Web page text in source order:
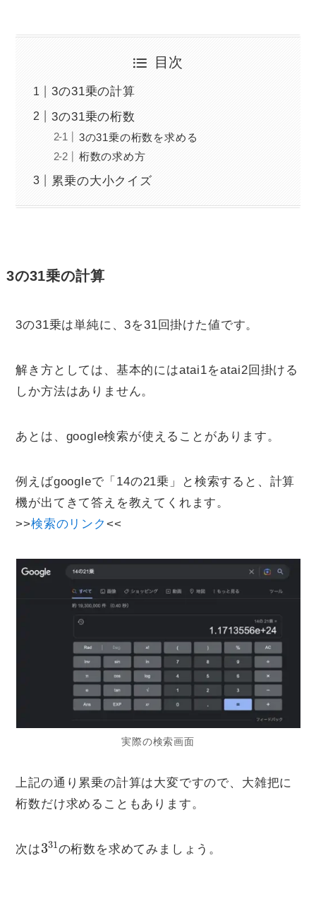
目次
3の31乗の計算
3の31乗の桁数
3の31乗の桁数を求める
桁数の求め方
累乗の大小クイズ
3の31乗の計算
3の31乗は単純に、3を31回掛けた値です。
解き方としては、基本的にはatai1をatai2回掛ける
しか方法はありません。
あとは、google検索が使えることがあります。
例えばgoogleで「14の21乗」と検索すると、計算
機が出てきて答えを教えてくれます。
>>検索のリンク <<
実際の検索画面
上記の通り累乗の計算は大変ですので、大雑把に
桁数だけ求めることもあります。
次は
331
の桁数を求めてみましょう。